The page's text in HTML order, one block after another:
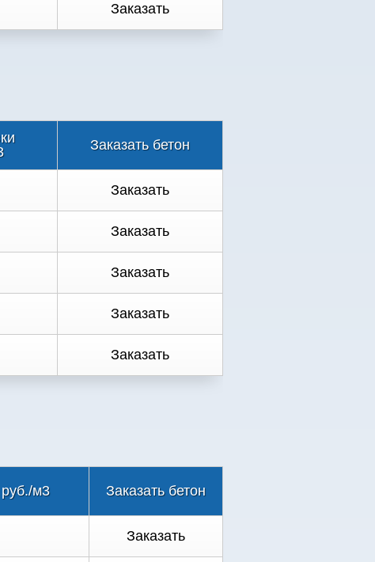
Заказать
Заказать бетон
Заказать
Заказать
Заказать
Заказать
Заказать
м3 Заказать бетон
Заказать